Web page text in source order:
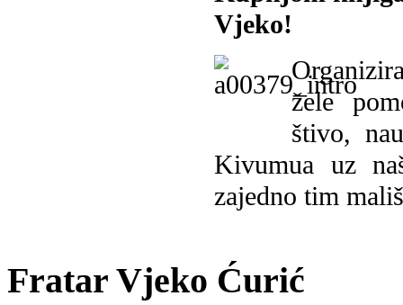
Vjeko!
žele
štivo,
Kivumua uz
zajedno tim
Fratar Vjeko Ćurić